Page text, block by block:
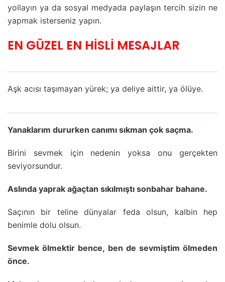
yollayın ya da sosyal medyada paylaşın tercih sizin ne
yapmak isterseniz yapın.
EN GÜZEL EN HİSLİ MESAJLAR
Aşk acısı taşımayan yürek; ya deliye aittir, ya ölüye.
Yanaklarım dururken canımı sıkman çok saçma.
Birini sevmek için nedenin yoksa onu gerçekten
seviyorsundur.
Aslında yaprak ağaçtan sıkılmıştı sonbahar bahane.
Saçının bir teline dünyalar feda olsun, kalbin hep
benimle dolu olsun.
Sevmek ölmektir bence, ben de sevmiştim ölmeden
önce.